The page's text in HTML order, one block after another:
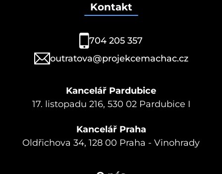
Kontakt
704 205 357
outratova@projekcemachac.cz
Kancelář Pardubice
17. listopadu 216, 530 02 Pardubice I
Kancelář Praha
Oldřichova 34, 128 00 Praha - Vinohrady